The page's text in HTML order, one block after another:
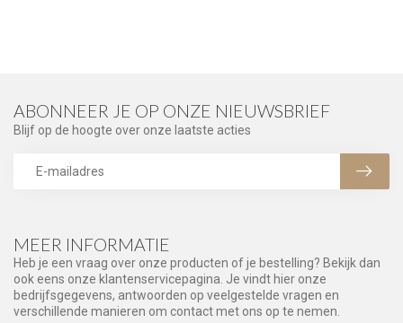
MEER INFORMATIE
Heb je een vraag over onze producten of je bestelling? Bekijk dan
ook eens onze klantenservicepagina. Je vindt hier onze
bedrijfsgegevens, antwoorden op veelgestelde vragen en
verschillende manieren om contact met ons op te nemen.
ABONNEER JE OP ONZE NIEUWSBRIEF
Blijf op de hoogte over onze laatste acties